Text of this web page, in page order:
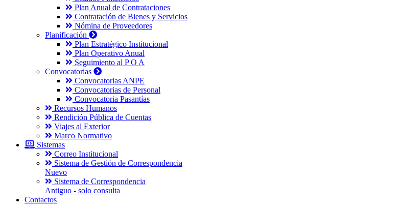
Plan Anual de Contrataciones
Contratación de Bienes y Servicios
Nómina de Proveedores
Planificación
Plan Estratégico Institucional
Plan Operativo Anual
Seguimiento al P O A
Convocatorias
Convocatorias ANPE
Convocatorias de Personal
Convocatoria Pasantías
Recursos Humanos
Rendición Pública de Cuentas
Viajes al Exterior
Marco Normativo
Sistemas
Correo Institucional
Sistema de Gestión de Correspondencia
Nuevo
Sistema de Correspondencia
Antiguo - solo consulta
Contactos